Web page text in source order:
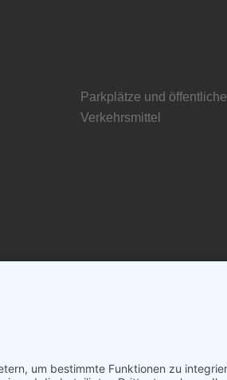
Parkplätze und öffentliche
Verkehrsmittel